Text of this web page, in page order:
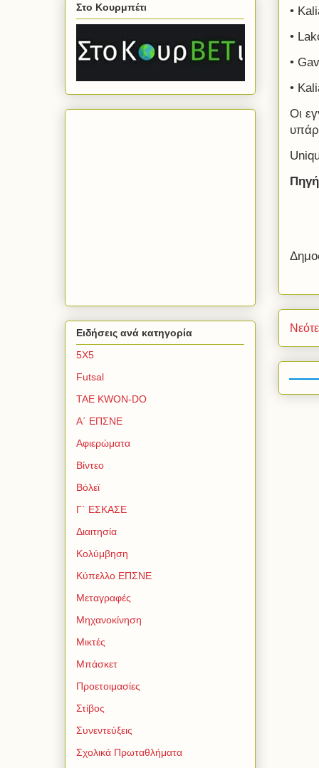
•
•
•
•
Οι
Στο Κουρμπέτι
Ειδήσεις ανά κατηγορία
5Χ5
Futsal
TAE KWON-DO
Α΄ ΕΠΣΝΕ
Αφιερώματα
Βίντεο
Βόλεϊ
Γ΄ ΕΣΚΑΣΕ
Διαιτησία
Κολύμβηση
Κύπελλο ΕΠΣΝΕ
Μεταγραφές
Μηχανοκίνηση
Μικτές
Μπάσκετ
Προετοιμασίες
Στίβος
Συνεντεύξεις
Σχολικά Πρωταθλήματα